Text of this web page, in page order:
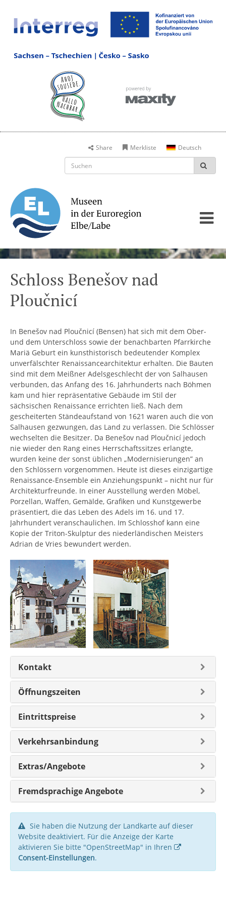
Share Merkliste Deutsch
Schloss Benešov nad
Ploučnicí
In Benešov nad Ploučnicí (Bensen) hat sich mit dem Ober-
und dem Unterschloss sowie der benachbarten Pfarrkirche
Mariä Geburt ein kunsthistorisch bedeutender Komplex
unverfälschter Renaissancearchitektur erhalten. Die Bauten
sind mit dem Meißner Adelsgeschlecht der von Salhausen
verbunden, das Anfang des 16. Jahrhunderts nach Böhmen
kam und hier repräsentative Gebäude im Stil der
sächsischen Renaissance errichten ließ. Nach dem
gescheiterten Ständeaufstand von 1621 waren auch die von
Salhausen gezwungen, das Land zu verlassen. Die Schlösser
wechselten die Besitzer. Da Benešov nad Ploučnicí jedoch
nie wieder den Rang eines Herrschaftssitzes erlangte,
wurden keine der sonst üblichen „Modernisierungen” an
den Schlössern vorgenommen. Heute ist dieses einzigartige
Renaissance-Ensemble ein Anziehungspunkt – nicht nur für
Architekturfreunde. In einer Ausstellung werden Möbel,
Porzellan, Waffen, Gemälde, Grafiken und Kunstgewerbe
präsentiert, die das Leben des Adels im 16. und 17.
Jahrhundert veranschaulichen. Im Schlosshof kann eine
Kopie der Triton-Skulptur des niederländischen Meisters
Adrian de Vries bewundert werden.
Kontakt
Öffnungszeiten
Eintrittspreise
Verkehrsanbindung
Extras/Angebote
Fremdsprachige Angebote
Sie haben die Nutzung der Landkarte auf dieser
Website deaktiviert. Für die Anzeige der Karte
aktivieren Sie bitte "OpenStreetMap" in Ihren
Consent-Einstellungen.